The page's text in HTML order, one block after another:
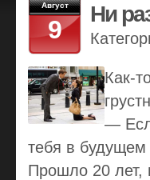
Август
9
Ни
Как-
—
тебя в
Прошло 20 лет,